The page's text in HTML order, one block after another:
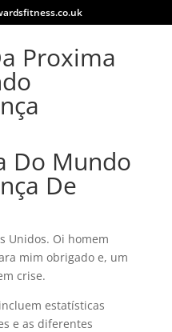
Proxima
Do Mundo
De
Unidos. Oi homem
mim obrigado e, um
crise.
estatísticas
e as diferentes